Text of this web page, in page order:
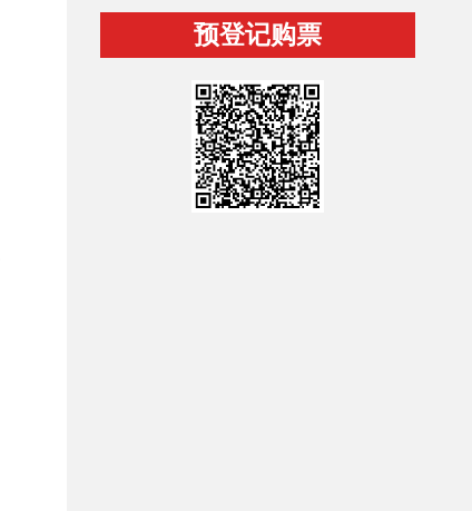
预登记购票